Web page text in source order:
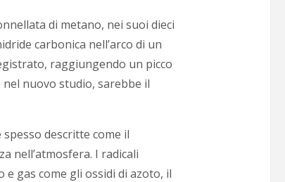
di metano, nei suoi dieci
carbonica nell’arco di un
raggiungendo un picco
nel nuovo studio, sarebbe il
descritte come il
nell’atmosfera. I radicali
gas come gli ossidi di azoto, il